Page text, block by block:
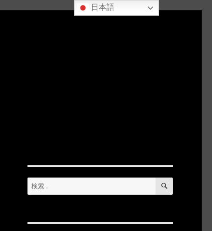
検
索:
検
日本語